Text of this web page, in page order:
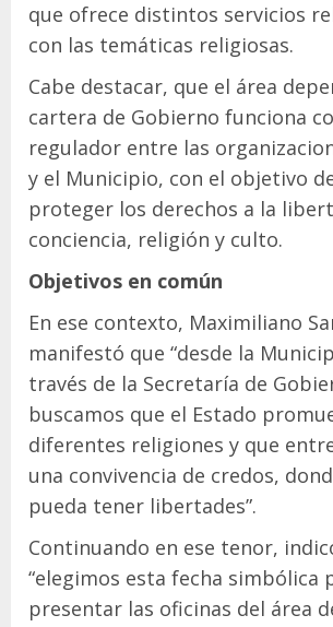
que ofrece distintos servicios
con las temáticas religiosas.
Cabe destacar, que el área
cartera de Gobierno funciona
regulador entre las
y el Municipio, con el objetivo
proteger los derechos a la
conciencia, religión y culto.
Objetivos en común
En ese contexto, Maximiliano
manifestó que “desde la
través de la Secretaría de
buscamos que el Estado
diferentes religiones y que
una convivencia de credos,
pueda tener libertades”.
Continuando en ese tenor,
“elegimos esta fecha simbólica
presentar las oficinas del área